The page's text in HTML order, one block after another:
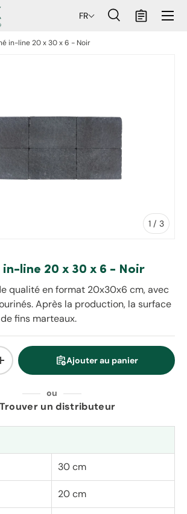
FR RecherchePanier
Menu
in-line 20 x 30 x 6 - Noir
1 / de
3
line 20 x 30 x 6 - Noir
qualité en format 20x30x6 cm, avec
Après la production, la surface
fins marteaux.
Augmenter la quantité
assignment_addAjouter au panier
ou
Trouver un distributeur
30 cm
20 cm